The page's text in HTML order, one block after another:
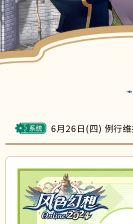
6月26日(四) 例行